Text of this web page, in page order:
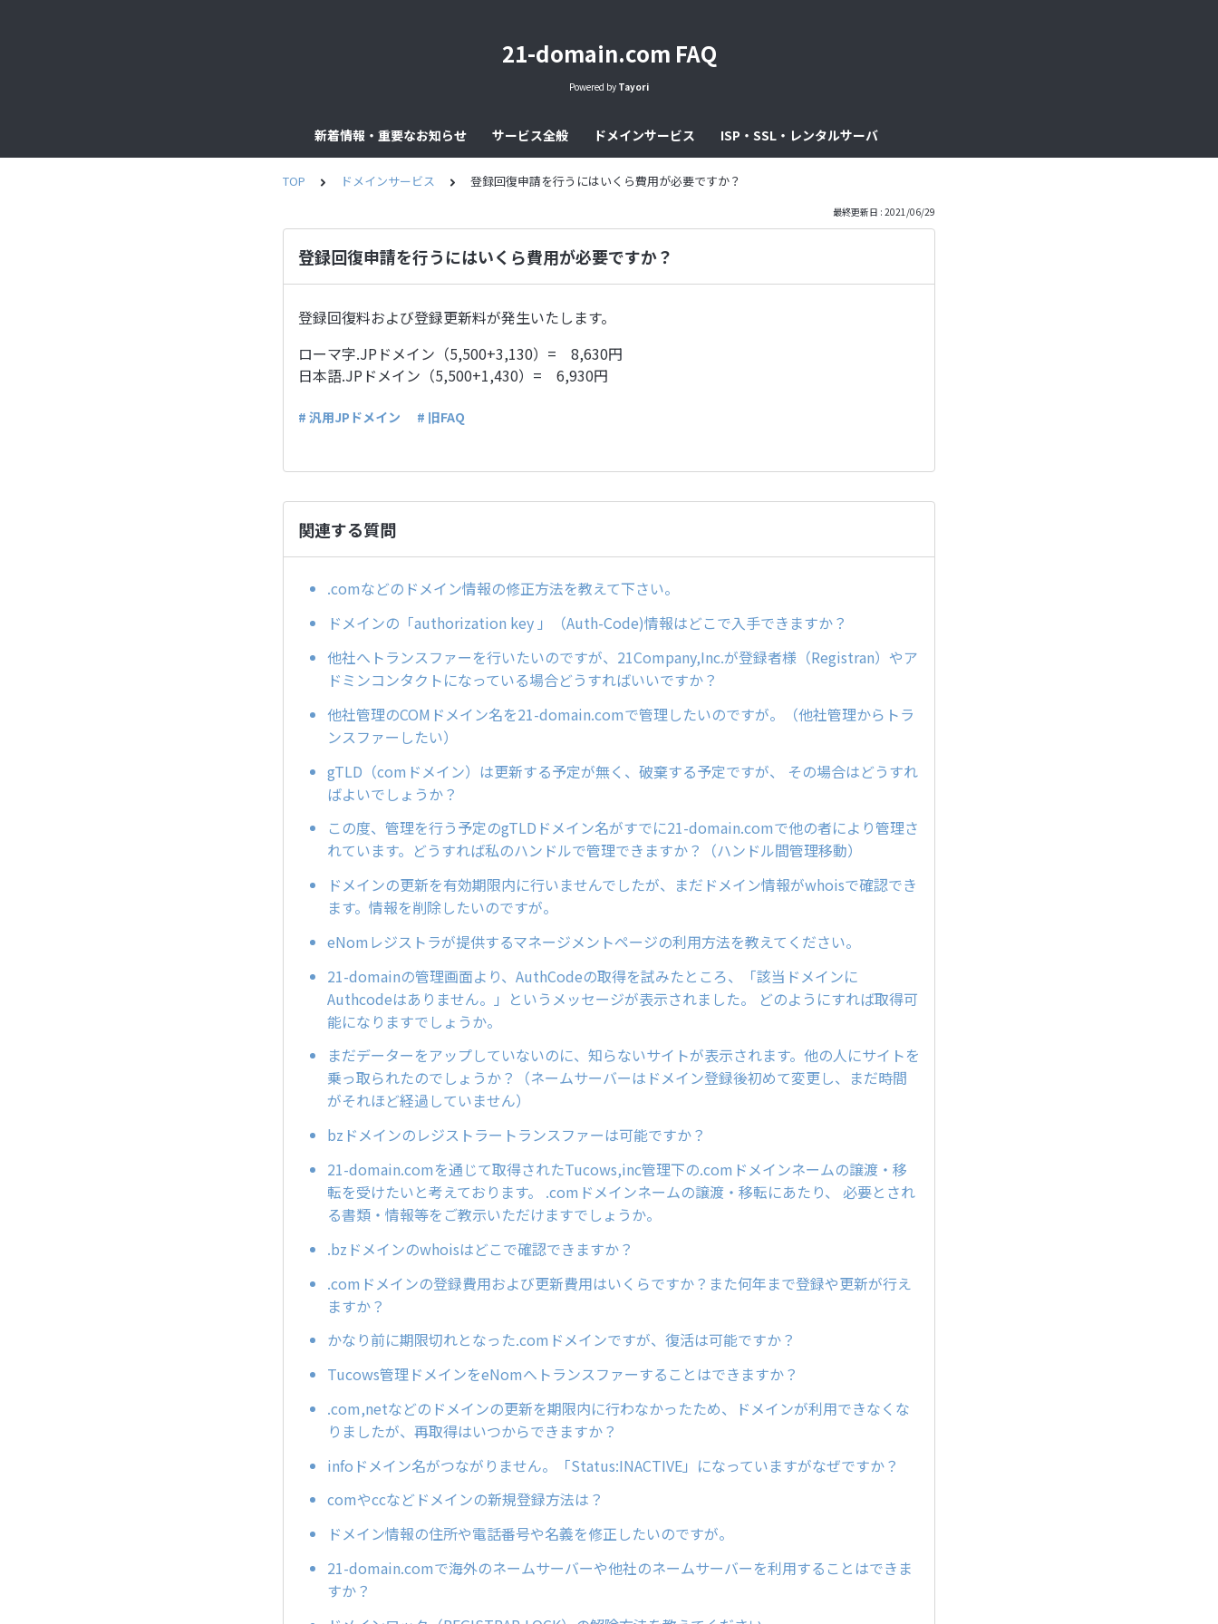
21-domain.com FAQ
Powered by Tayori
新着情報・重要なお知らせ サービス全般 ドメインサービス ISP・SSL・レンタルサーバ
る
TOP ドメインサービス 登録回復申請を行うにはいくら費用が必要ですか？
最終更新日 : 2021/06/29
登録回復申請を行うにはいくら費用が必要ですか？
登録回復料および登録更新料が発生いたします。
ローマ字.JPドメイン（5,500+3,130）= 8,630円
日本語.JPドメイン（5,500+1,430）= 6,930円
# 汎用JPドメイン # 旧FAQ
関連する質問
.comなどのドメイン情報の修正方法を教えて下さい。
ドメインの「authorization key 」（Auth-Code)情報はどこで入手できますか？
他社へトランスファーを行いたいのですが、21Company,Inc.が登録者様（Registran）やア
ドミンコンタクトになっている場合どうすればいいですか？
他社管理のCOMドメイン名を21-domain.comで管理したいのですが。（他社管理からトラ
ンスファーしたい）
gTLD（comドメイン）は更新する予定が無く、破棄する予定ですが、 その場合はどうすれ
ばよいでしょうか？
この度、管理を行う予定のgTLDドメイン名がすでに21-domain.comで他の者により管理さ
れています。どうすれば私のハンドルで管理できますか？（ハンドル間管理移動）
ドメインの更新を有効期限内に行いませんでしたが、まだドメイン情報がwhoisで確認でき
ます。情報を削除したいのですが。
eNomレジストラが提供するマネージメントページの利用方法を教えてください。
21-domainの管理画面より、AuthCodeの取得を試みたところ、「該当ドメインに
Authcodeはありません。」というメッセージが表示されました。 どのようにすれば取得可
能になりますでしょうか。
まだデーターをアップしていないのに、知らないサイトが表示されます。他の人にサイトを
乗っ取られたのでしょうか？（ネームサーバーはドメイン登録後初めて変更し、まだ時間
がそれほど経過していません）
bzドメインのレジストラートランスファーは可能ですか？
21-domain.comを通じて取得されたTucows,inc管理下の.comドメインネームの譲渡・移
転を受けたいと考えております。 .comドメインネームの譲渡・移転にあたり、 必要とされ
る書類・情報等をご教示いただけますでしょうか。
.bzドメインのwhoisはどこで確認できますか？
.comドメインの登録費用および更新費用はいくらですか？また何年まで登録や更新が行え
ますか？
かなり前に期限切れとなった.comドメインですが、復活は可能ですか？
Tucows管理ドメインをeNomへトランスファーすることはできますか？
.com,netなどのドメインの更新を期限内に行わなかったため、ドメインが利用できなくな
りましたが、再取得はいつからできますか？
infoドメイン名がつながりません。「Status:INACTIVE」になっていますがなぜですか？
comやccなどドメインの新規登録方法は？
ドメイン情報の住所や電話番号や名義を修正したいのですが。
21-domain.comで海外のネームサーバーや他社のネームサーバーを利用することはできま
すか？